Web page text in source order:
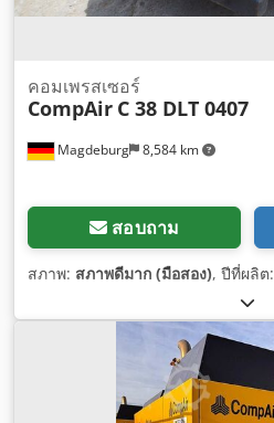
Magdeburg 8,584 km
คอมเพรสเซอร์
CompAir C 38 DLT 0407
สอบถาม
สภาพ: สภาพดีมาก (มือสอง), ปีที่ผลิต: